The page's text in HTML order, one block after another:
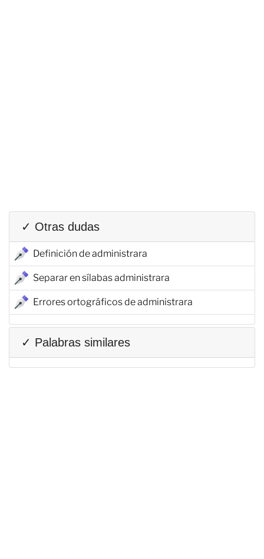
✓ Otras dudas
Definición de administrara
Separar en sílabas administrara
Errores ortográficos de administrara
✓ Palabras similares